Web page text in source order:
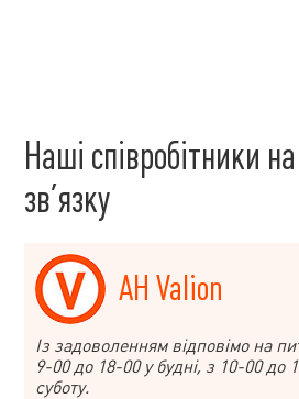
Наші співробітники на
зв’язку
АН Valion
Із задоволенням відповімо на
9-00 до 18-00 у будні, з 10-00 до
суботу.